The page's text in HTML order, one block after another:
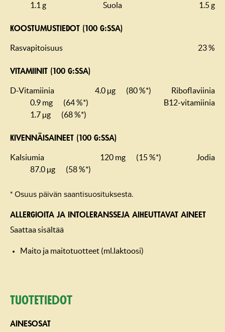
1.1 g
Suola 1.5 g
KOOSTUMUS­TIEDOT (100 G:SSA)
Rasvapitoisuus 23 %
VITAMIINIT (100 G:SSA)
D-Vitamiinia 4.0 µg (80 %*)
Riboflaviinia
0.9 mg
(64 %*)
B12-vitamiinia
1.7 µg
(68 %*)
KIVENNÄISAINEET (100 G:SSA)
Kalsiumia 120 mg (15 %*)
Jodia
87.0 µg
(58 %*)
* Osuus päivän saantisuosituksesta.
ALLERGIOITA JA INTOLERANSSEJA AIHEUTTAVAT AINEET
Saattaa sisältää
Maito ja maitotuotteet (ml.laktoosi)
Tuotetiedot
AINESOSAT